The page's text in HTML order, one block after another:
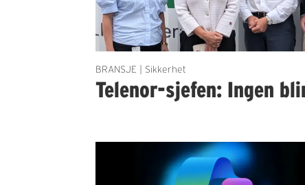
BRANSJE | Sikkerhet
Telenor-sjefen: Ingen